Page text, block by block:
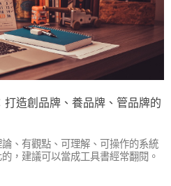
打造創品牌、養品牌、管品牌的
、有觀點、可理解、可操作的系統
，建議可以當成工具書經常翻閱。